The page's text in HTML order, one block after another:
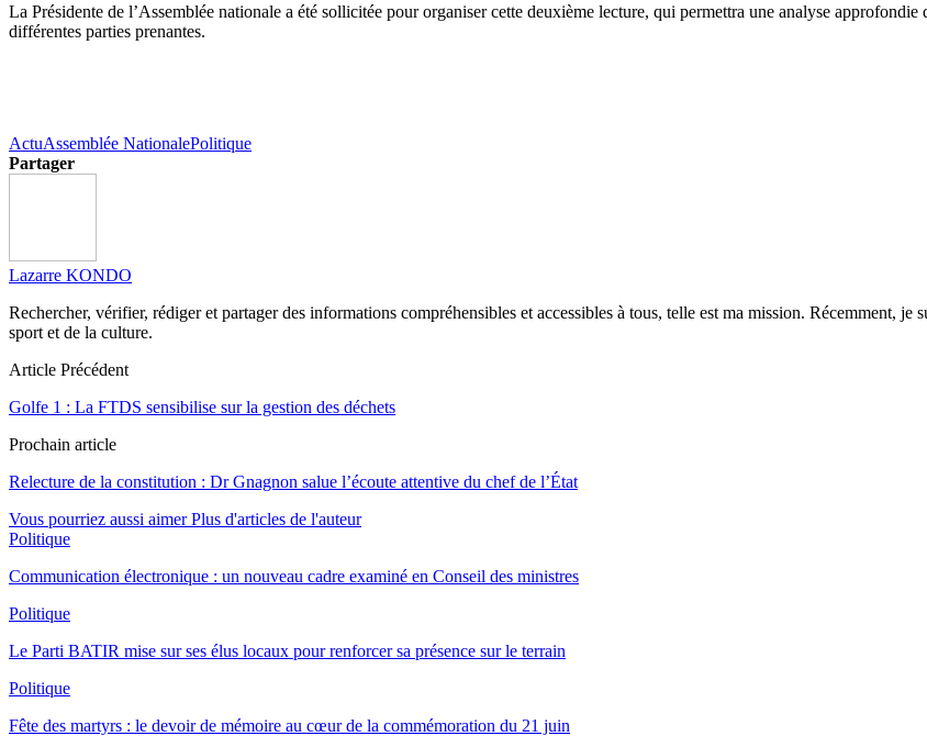
La Présidente de l’Assemblée nationale a été sollicitée pour organiser cette deuxième lecture, qui permettra une analyse
différentes parties prenantes.
ActuAssemblée NationalePolitique
Partager
Lazarre KONDO
Rechercher, vérifier, rédiger et partager des informations compréhensibles et accessibles à tous, telle est ma mission. Récemment, je
sport et de la culture.
Article Précédent
Golfe 1 : La FTDS sensibilise sur la gestion des déchets
Prochain article
Relecture de la constitution : Dr Gnagnon salue l’écoute attentive du chef de l’État
Vous pourriez aussi aimer Plus d'articles de l'auteur
Politique
Communication électronique : un nouveau cadre examiné en Conseil des ministres
Politique
Le Parti BATIR mise sur ses élus locaux pour renforcer sa présence sur le terrain
Politique
Fête des martyrs : le devoir de mémoire au cœur de la commémoration du 21 juin